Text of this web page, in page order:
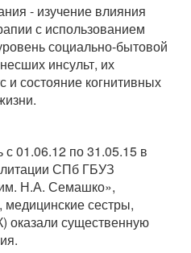
- изучение влияния
с использованием
социально-бытовой
инсульт, их
и состояние когнитивных
01.06.12 по 31.05.15 в
СПб ГБУЗ
Н.А. Семашко»,
медицинские сестры,
оказали существенную